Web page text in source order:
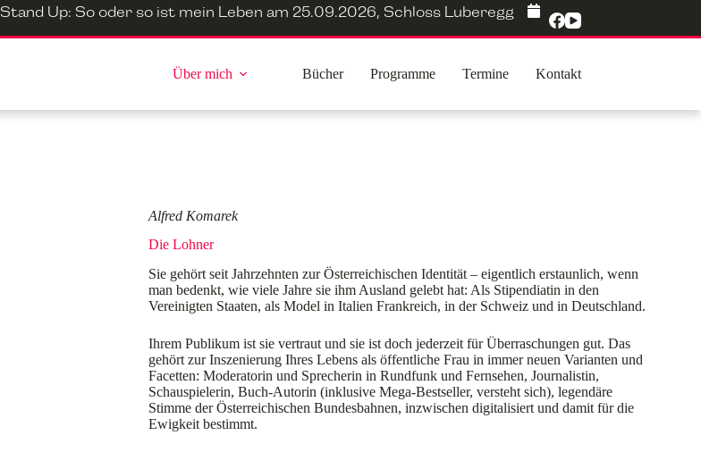
Stand Up: So oder so ist mein Leben am 25.09.2026, Schloss Luberegg
Über mich Bücher Programme Termine Kontakt
Alfred Komarek
Die Lohner
Sie gehört seit Jahrzehnten zur Österreichischen Identität – eigentlich erstaunlich, wenn
man bedenkt, wie viele Jahre sie ihm Ausland gelebt hat: Als Stipendiatin in den
Vereinigten Staaten, als Model in Italien Frankreich, in der Schweiz und in Deutschland.
Ihrem Publikum ist sie vertraut und sie ist doch jederzeit für Überraschungen gut. Das
gehört zur Inszenierung Ihres Lebens als öffentliche Frau in immer neuen Varianten und
Facetten: Moderatorin und Sprecherin in Rundfunk und Fernsehen, Journalistin,
Schauspielerin, Buch-Autorin (inklusive Mega-Bestseller, versteht sich), legendäre
Stimme der Österreichischen Bundesbahnen, inzwischen digitalisiert und damit für die
Ewigkeit bestimmt.